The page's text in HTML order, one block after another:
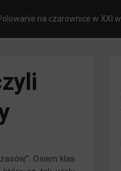
na czarownice w XXI w.
Osiem klas